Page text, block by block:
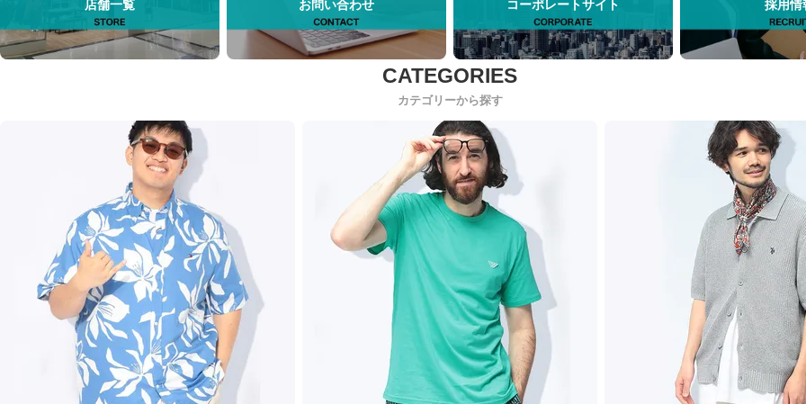
店舗一覧 お問い合わせ コーポレートサイト 採用情
カテゴリーから探す